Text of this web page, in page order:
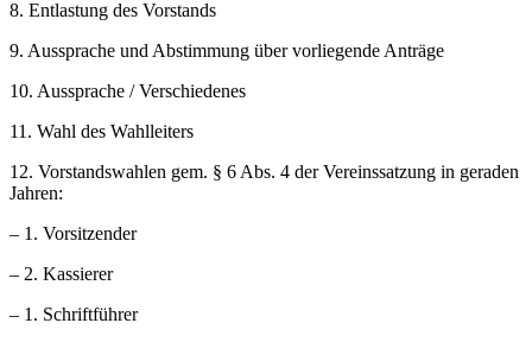
8. Entlastung des Vorstands
9. Aussprache und Abstimmung über vorliegende Anträge
10. Aussprache / Verschiedenes
11. Wahl des Wahlleiters
12. Vorstandswahlen gem. § 6 Abs. 4 der Vereinssatzung in geraden
Jahren:
– 1. Vorsitzender
– 2. Kassierer
– 1. Schriftführer